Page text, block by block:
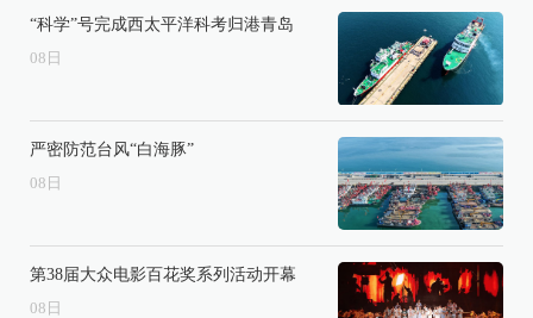
“科学”号完成西太平洋科考归港青岛
08 日
严密防范台风“白海豚”
08 日
第38届大众电影百花奖系列活动开幕
08 日